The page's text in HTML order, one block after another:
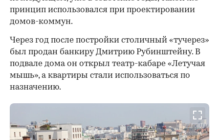
принцип использовался при проектировании
домов-коммун.
Через год после постройки столичный «тучерез»
был продан банкиру Дмитрию Рубинштейну. В
подвале дома он открыл театр-кабаре «Летучая
мышь», а квартиры стали использоваться по
назначению.